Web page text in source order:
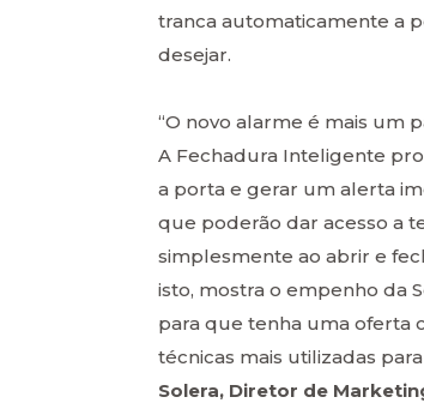
tranca automaticamente a
desejar.
“O novo alarme é mais um
A Fechadura Inteligente
a porta e gerar um alerta
que poderão dar acesso a
simplesmente ao abrir e
isto, mostra o empenho da
para que tenha uma oferta
técnicas mais utilizadas
Solera, Diretor de